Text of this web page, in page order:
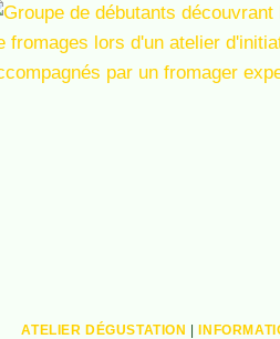
DU
TERROIR
DURABLE
ATELIER DÉGUSTATION |